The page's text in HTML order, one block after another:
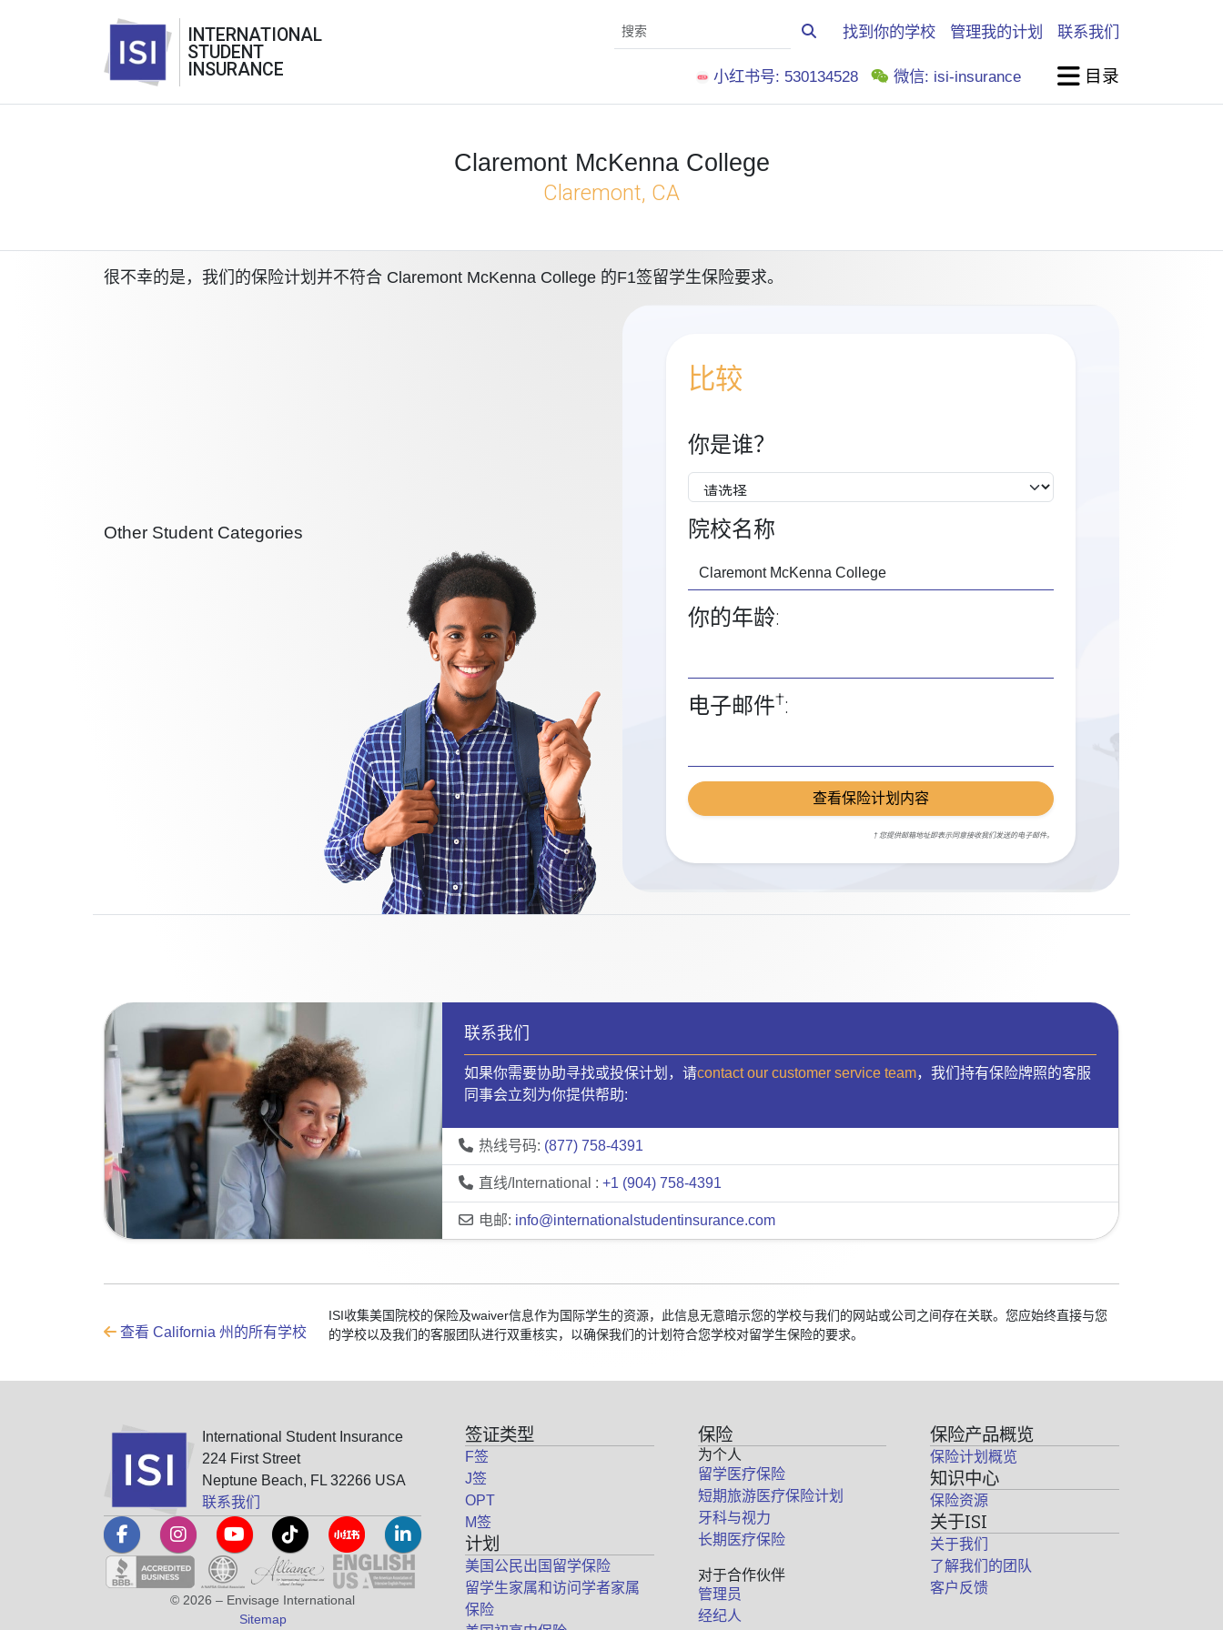
INTERNATIONAL
STUDENT
INSURANCE
找到你的学校 管理我的计划 联系我们
小红书号: 530134528 微信: isi-insurance 目录
Claremont McKenna College
Claremont, CA
很不幸的是，我们的保险计划并不符合 Claremont McKenna College 的F1签留学生保险要求。
Other Student Categories
比较
你是谁？
院校名称
你的年龄:
电子邮件†:
查看保险计划内容
† 您提供邮箱地址即表示同意接收我们发送的电子邮件。
联系我们
如果你需要协助寻找或投保计划，请contact our customer service team，我们持有保险牌照的客服
同事会立刻为你提供帮助:
热线号码: (877) 758-4391
直线/International : +1 (904) 758-4391
电邮: info@internationalstudentinsurance.com
查看 California 州的所有学校
ISI收集美国院校的保险及waiver信息作为国际学生的资源，此信息无意暗示您的学校与我们的网站或公司之间存在关联。您应始终直接与您
的学校以及我们的客服团队进行双重核实，以确保我们的计划符合您学校对留学生保险的要求。
International Student Insurance
224 First Street
Neptune Beach, FL 32266 USA
联系我们
© 2026 – Envisage International
Sitemap
签证类型
F签
J签
OPT
M签
计划
美国公民出国留学保险
留学生家属和访问学者家属
保险
保险
为个人
留学医疗保险
短期旅游医疗保险计划
牙科与视力
长期医疗保险
对于合作伙伴
管理员
经纪人
保险产品概览
保险计划概览
知识中心
保险资源
关于ISI
关于我们
了解我们的团队
客户反馈